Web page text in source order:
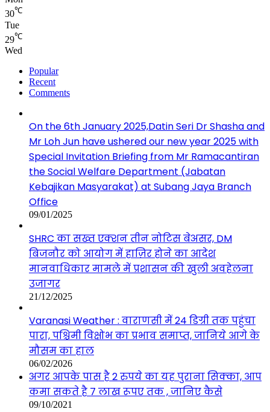
30℃
Tue
29℃
Wed
Popular
Recent
Comments
On the 6th January 2025,Datin Seri Dr Shasha and
Mr Loh Jun have ushered our new year 2025 with
Special Invitation Briefing from Mr Ramacantiran
the Social Welfare Department (Jabatan
Kebajikan Masyarakat) at Subang Jaya Branch
Office
09/01/2025
SHRC का सख्त एक्शन तीन नोटिस बेअसर, DM
बिजनौर को आयोग में हाज़िर होने का आदेश
मानवाधिकार मामले में प्रशासन की खुली अवहेलना
उजागर
21/12/2025
Varanasi Weather : वाराणसी में 24 डिग्री तक पहुंचा
पारा, पश्चिमी विक्षोभ का प्रभाव समाप्त, जानिये आगे के
मौसम का हाल
06/02/2026
अगर आपके पास है 2 रुपये का यह पुराना सिक्का, आप
कमा सकते है 7 लाख रूपए तक , जानिए कैसे
09/10/2021